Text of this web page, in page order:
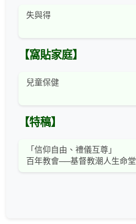
失與得
【窩貼家庭】
兒童保健
【特稿】
「信仰自由、禮儀互尊」
百年教會──基督教潮人生命堂